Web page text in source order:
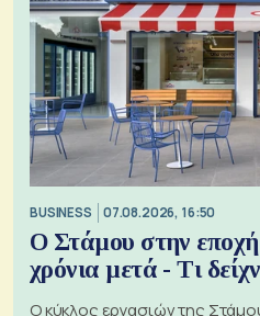
BUSINESS 07.08.2026, 16:50
Ο Στάμου στην
χρόνια μετά - Τι
Ο κύκλος εργασιών της